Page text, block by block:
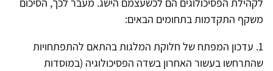
משקף התקדמות בתחומים הבאים:
1. עדכון המפתח של חלוקת המלגות בהתאם להתפתחויות
שהתרחשו בעשור האחרון בשדה הפסיכולוגיה (במוסדות